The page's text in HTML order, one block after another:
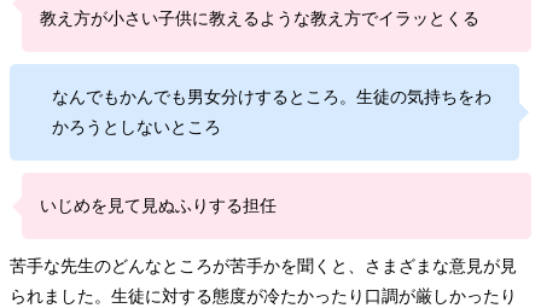
教え方が小さい子供に教えるような教え方でイラッとくる
なんでもかんでも男女分けするところ。生徒の気持ちをわ
かろうとしないところ
いじめを見て見ぬふりする担任
苦手な先生のどんなところが苦手かを聞くと、さまざまな意見が見
られました。生徒に対する態度が冷たかったり口調が厳しかったり